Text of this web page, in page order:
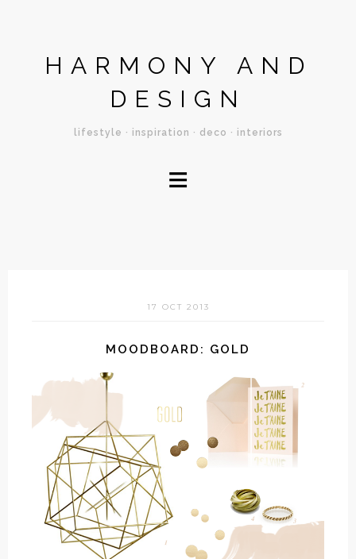
HARMONY AND
DESIGN
lifestyle · inspiration · deco · interiors
≡
17 OCT 2013
MOODBOARD: GOLD